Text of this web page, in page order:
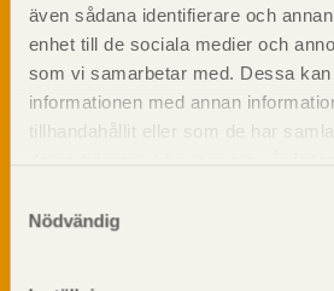
även sådana identifierare och
enhet till de sociala medier och
som vi samarbetar med. Dessa
informationen med annan
tillhandahållit eller som de har
Nödvändig